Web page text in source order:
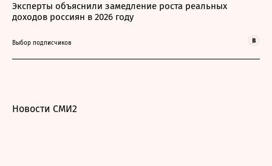
Эксперты объяснили замедление роста реальных
доходов россиян в 2026 году
Выбор подписчиков
Новости СМИ2